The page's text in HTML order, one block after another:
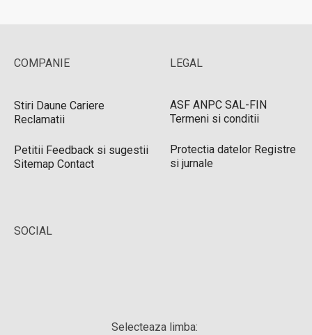
COMPANIE
Stiri Daune Cariere
Reclamatii
Petitii Feedback si sugestii
Sitemap Contact
LEGAL
ASF ANPC SAL-FIN
Termeni si conditii
Protectia datelor Registre
si jurnale
SOCIAL
Selecteaza limba: